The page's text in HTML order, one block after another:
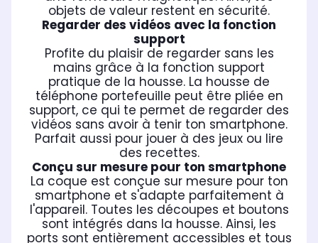
objets de valeur restent en sécurité.
Regarder des vidéos avec la fonction
support
Profite du plaisir de regarder sans les
mains grâce à la fonction support
pratique de la housse. La housse de
téléphone portefeuille peut être pliée en
support, ce qui te permet de regarder des
vidéos sans avoir à tenir ton smartphone.
Parfait aussi pour jouer à des jeux ou lire
des recettes.
Conçu sur mesure pour ton smartphone
La coque est conçue sur mesure pour ton
smartphone et s'adapte parfaitement à
l'appareil. Toutes les découpes et boutons
sont intégrés dans la housse. Ainsi, les
ports sont entièrement accessibles et tous